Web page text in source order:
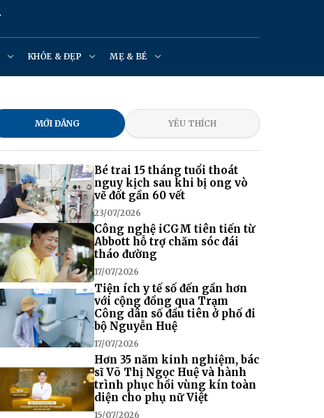
KHỎE & ĐẸP MẸ & BÉ
MỚI ĐĂNG YÊU THÍCH
Bé trai 15 tháng tuổi thoát
nguy kịch sau khi bị ong vò
vẽ đốt gần 60 vết
23/07/2026
Công nghệ iCGM tiên tiến từ
Abbott hỗ trợ chăm sóc đái
tháo đường
17/07/2026
Tiện ích y tế số đến gần hơn
với cộng đồng qua Trạm
Công dân số đầu tiên ở phố đi
bộ Nguyễn Huệ
17/07/2026
Hơn 35 năm kinh nghiệm, bác
sĩ Võ Thị Ngọc Huệ và hành
trình phục hồi vùng kín toàn
diện cho phụ nữ Việt
15/07/2026